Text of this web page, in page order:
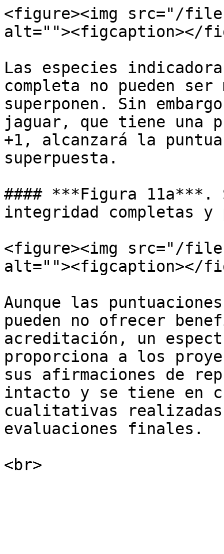
<figure><img src="/files/
alt=""><figcaption></
Las especies
completa no pueden ser
superponen. Sin
jaguar, que tiene una
+1, alcanzará la
superpuesta.
#### ***Figura 11a***.
integridad completas y
<figure><img src="/files/
alt=""><figcaption></
Aunque las
pueden no ofrecer
acreditación, un
proporciona a los
sus afirmaciones de
intacto y se tiene en
cualitativas realizadas
evaluaciones finales.